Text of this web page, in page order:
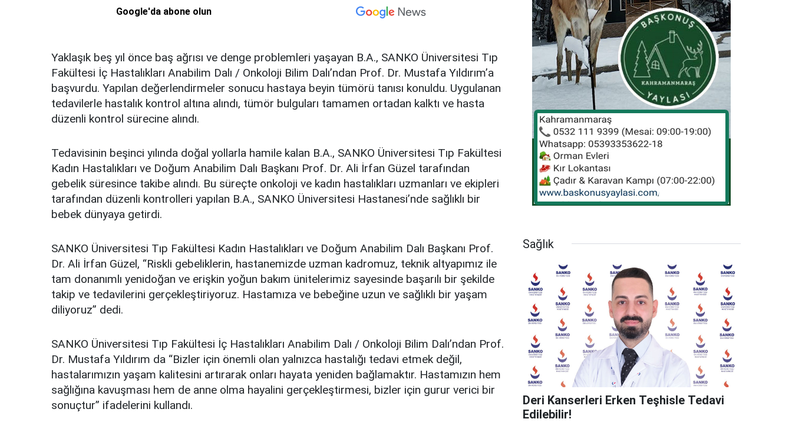
Google'da abone olun
Yaklaşık beş yıl önce baş ağrısı ve denge problemleri yaşayan B.A., SANKO Üniversitesi Tıp
Fakültesi İç Hastalıkları Anabilim Dalı / Onkoloji Bilim Dalı’ndan Prof. Dr. Mustafa Yıldırım’a
başvurdu. Yapılan değerlendirmeler sonucu hastaya beyin tümörü tanısı konuldu. Uygulanan
tedavilerle hastalık kontrol altına alındı, tümör bulguları tamamen ortadan kalktı ve hasta
düzenli kontrol sürecine alındı.
Tedavisinin beşinci yılında doğal yollarla hamile kalan B.A., SANKO Üniversitesi Tıp Fakültesi
Kadın Hastalıkları ve Doğum Anabilim Dalı Başkanı Prof. Dr. Ali İrfan Güzel tarafından
gebelik süresince takibe alındı. Bu süreçte onkoloji ve kadın hastalıkları uzmanları ve ekipleri
tarafından düzenli kontrolleri yapılan B.A., SANKO Üniversitesi Hastanesi’nde sağlıklı bir
bebek dünyaya getirdi.
SANKO Üniversitesi Tıp Fakültesi Kadın Hastalıkları ve Doğum Anabilim Dalı Başkanı Prof.
Dr. Ali İrfan Güzel, “Riskli gebeliklerin, hastanemizde uzman kadromuz, teknik altyapımız ile
tam donanımlı yenidoğan ve erişkin yoğun bakım ünitelerimiz sayesinde başarılı bir şekilde
takip ve tedavilerini gerçekleştiriyoruz. Hastamıza ve bebeğine uzun ve sağlıklı bir yaşam
diliyoruz” dedi.
SANKO Üniversitesi Tıp Fakültesi İç Hastalıkları Anabilim Dalı / Onkoloji Bilim Dalı’ndan Prof.
Dr. Mustafa Yıldırım da “Bizler için önemli olan yalnızca hastalığı tedavi etmek değil,
hastalarımızın yaşam kalitesini artırarak onları hayata yeniden bağlamaktır. Hastamızın hem
sağlığına kavuşması hem de anne olma hayalini gerçekleştirmesi, bizler için gurur verici bir
sonuçtur” ifadelerini kullandı.
Sağlık
Deri Kanserleri Erken Teşhisle Tedavi
Edilebilir!